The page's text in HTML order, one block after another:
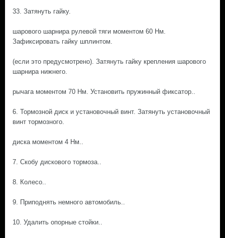
33. Затянуть гайку.
шарового шарнира рулевой тяги моментом 60 Нм.
Зафиксировать гайку шплинтом.
(если это предусмотрено). Затянуть гайку крепления шарового
шарнира нижнего.
рычага моментом 70 Нм. Установить пружинный фиксатор..
6. Тормозной диск и установочный винт. Затянуть установочный
винт тормозного.
диска моментом 4 Нм..
7. Скобу дискового тормоза..
8. Колесо..
9. Приподнять немного автомобиль..
10. Удалить опорные стойки..